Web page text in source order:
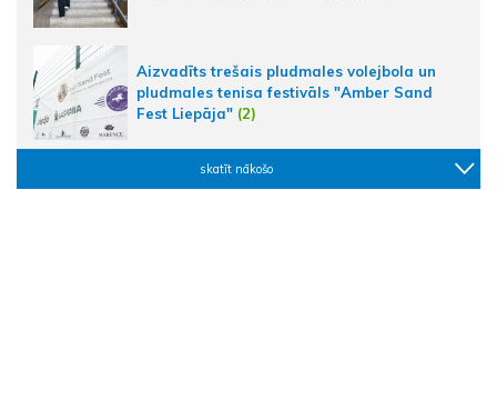
Aizvadīts trešais pludmales volejbola un
pludmales tenisa festivāls "Amber Sand
Fest Liepāja" (2)
skatīt nākošo